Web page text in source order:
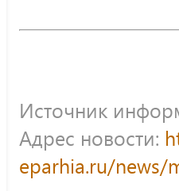
Источник
Адрес новости:
eparhia.ru/news/